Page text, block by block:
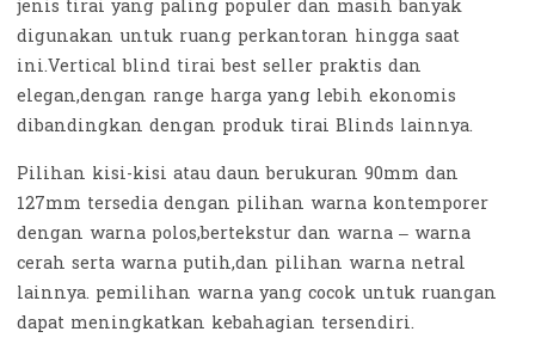
jenis tirai yang paling populer dan masih banyak
digunakan untuk ruang perkantoran hingga saat
ini.Vertical blind tirai best seller praktis dan
elegan,dengan range harga yang lebih ekonomis
dibandingkan dengan produk tirai Blinds lainnya.
Pilihan kisi-kisi atau daun berukuran 90mm dan
127mm tersedia dengan pilihan warna kontemporer
dengan warna polos,bertekstur dan warna – warna
cerah serta warna putih,dan pilihan warna netral
lainnya. pemilihan warna yang cocok untuk ruangan
dapat meningkatkan kebahagian tersendiri.